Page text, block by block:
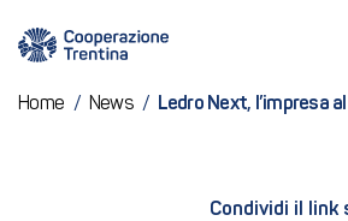
Home / News / Ledro Next, l’impresa
Condividi il link